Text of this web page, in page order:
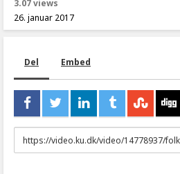
3.07 views
26. januar 2017
Del Embed
URL
to